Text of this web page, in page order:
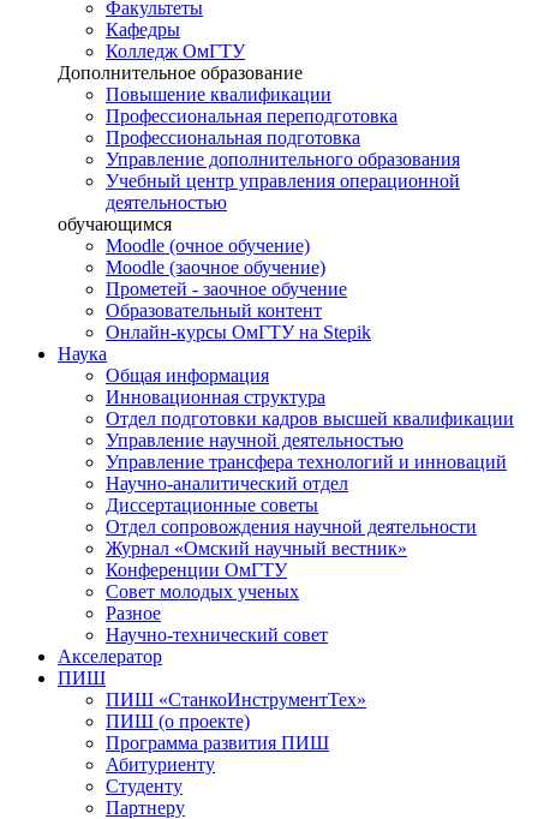
Факультеты
Кафедры
Колледж ОмГТУ
Дополнительное образование
Повышение квалификации
Профессиональная переподготовка
Профессиональная подготовка
Управление дополнительного образования
Учебный центр управления операционной
деятельностью
обучающимся
Moodle (очное обучение)
Moodle (заочное обучение)
Прометей - заочное обучение
Образовательный контент
Онлайн-курсы ОмГТУ на Stepik
Наука
Общая информация
Инновационная структура
Отдел подготовки кадров высшей квалификации
Управление научной деятельностью
Управление трансфера технологий и инноваций
Научно-аналитический отдел
Диссертационные советы
Отдел сопровождения научной деятельности
Журнал «Омский научный вестник»
Конференции ОмГТУ
Совет молодых ученых
Разное
Научно-технический совет
Акселератор
ПИШ
ПИШ «СтанкоИнструментТех»
ПИШ (о проекте)
Программа развития ПИШ
Абитуриенту
Студенту
Партнеру